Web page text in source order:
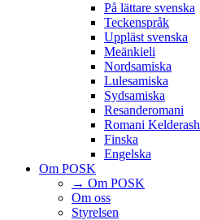
På lättare svenska
Teckenspråk
Uppläst svenska
Meänkieli
Nordsamiska
Lulesamiska
Sydsamiska
Resanderomani
Romani Kelderash
Finska
Engelska
Om POSK
→ Om POSK
Om oss
Styrelsen